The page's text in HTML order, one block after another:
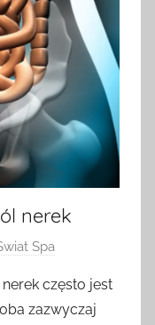
nerek
Spa
często jest
zazwyczaj